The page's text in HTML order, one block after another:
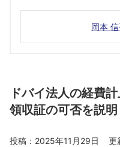
ドバイ法人の経費
領収証の可否を説明
投稿：2025年11月29日 更
岡本